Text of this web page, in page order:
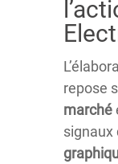
repose
marché
signaux